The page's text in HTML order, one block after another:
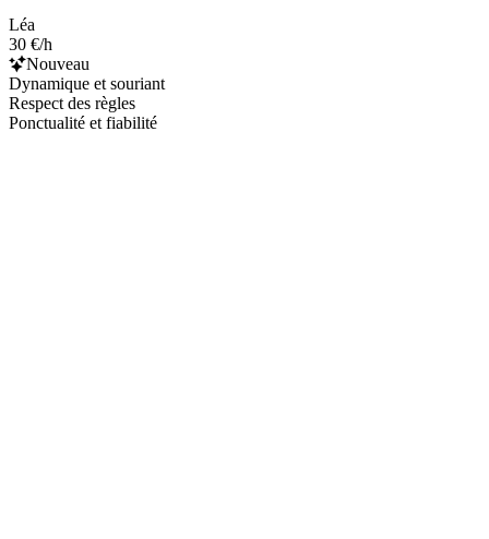
Léa
30 €/h
Nouveau
Dynamique et souriant
Respect des règles
Ponctualité et fiabilité